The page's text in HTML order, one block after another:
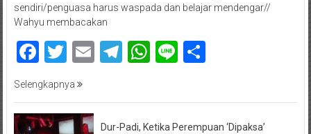
sendiri/penguasa harus waspada dan belajar mendengar//
Wahyu membacakan
Facebook
Twitter
EmailTelegram
WhatsApp
Line
Selengkapnya
Dur-Padi, Ketika Perempuan ‘Dipaksa’